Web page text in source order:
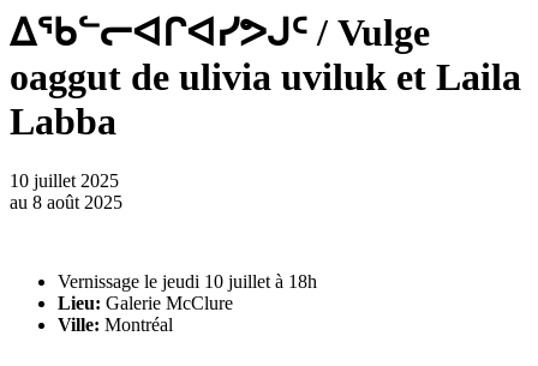
ᐃᖃᓪᓕᐊᒋᐊᓯᕗᒍᑦ / Vulge
oaggut de ulivia uviluk et Laila
Labba
10 juillet 2025
au 8 août 2025
Vernissage le jeudi 10 juillet à 18h
Lieu: Galerie McClure
Ville: Montréal